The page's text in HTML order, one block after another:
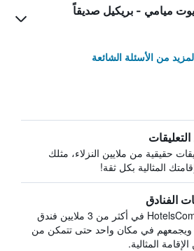
ميامي - بريكيل صديقاً
من الأسئلة الشائعة
حقيقية من ملايين النزلاء، مثلك
المثالية بكل ثقة!
الفنادق
يبحث HotelsCombined في أكثر من 3 ملايين فندق
ويجمعهم في مكان واحد حتى تتمكن من
المثالية.